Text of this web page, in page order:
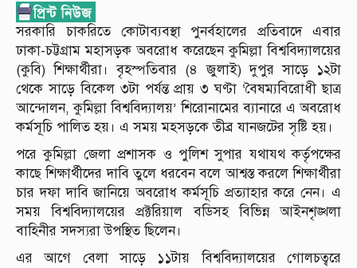
সরকারি চাকরিতে কোটাব্যবস্থা পুনর্বহালের প্রতিবাদে এবার
ঢাকা-চট্টগ্রাম মহাসড়ক অবরোধ করেছেন কুমিল্লা বিশ্ববিদ্যালয়ের
(কুবি) শিক্ষার্থীরা। বৃহস্পতিবার (৪ জুলাই) দুপুর সাড়ে ১২টা
থেকে সাড়ে বিকেল ৩টা পর্যন্ত প্রায় ৩ ঘণ্টা ‘বৈষম্যবিরোধী ছাত্র
আন্দোলন, কুমিল্লা বিশ্ববিদ্যালয়’ শিরোনামের ব্যানারে এ অবরোধ
কর্মসূচি পালিত হয়। এ সময় মহসড়কে তীব্র যানজটের সৃষ্টি হয়।
পরে কুমিল্লা জেলা প্রশাসক ও পুলিশ সুপার যথাযথ কর্তৃপক্ষের
কাছে শিক্ষার্থীদের দাবি তুলে ধরবেন বলে আশ্বস্ত করলে শিক্ষার্থীরা
চার দফা দাবি জানিয়ে অবরোধ কর্মসূচি প্রত্যাহার করে নেন। এ
সময় বিশ্ববিদ্যালয়ের প্রক্টরিয়াল বডিসহ বিভিন্ন আইনশৃঙ্খলা
বাহিনীর সদস্যরা উপস্থিত ছিলেন।
এর আগে বেলা সাড়ে ১১টায় বিশ্ববিদ্যালয়ের গোলচত্বরে